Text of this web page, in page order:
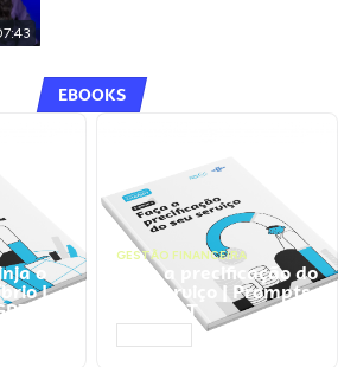
EBOOKS
o
|
GESTÃO FINANCEIRA
Faça a precificação do
seu serviço | Prompts
ChatGPT